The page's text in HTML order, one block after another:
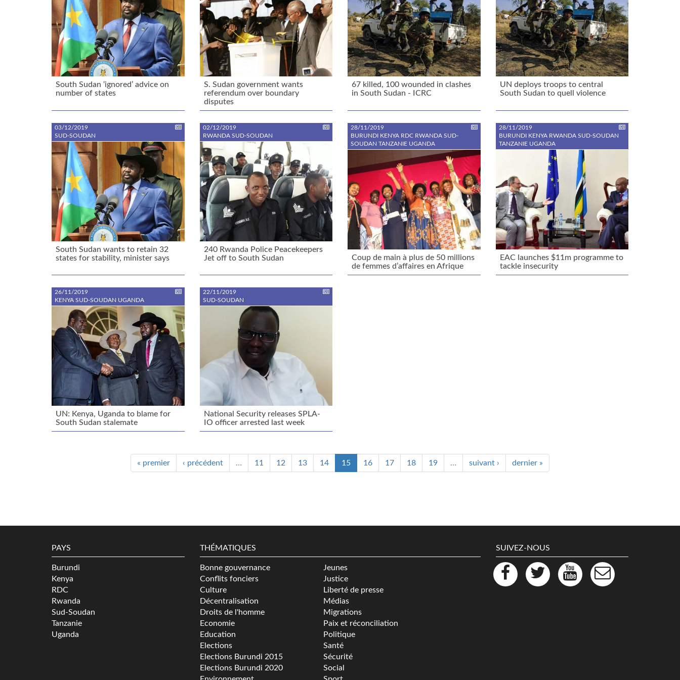
South Sudan ‘ignored’ advice on
number of states
S. Sudan government wants
referendum over boundary
disputes
67 killed, 100 wounded in clashes
in South Sudan - ICRC
UN deploys troops to central
South Sudan to quell violence
03/12/2019
SUD-SOUDAN
South Sudan wants to retain 32
states for stability, minister says
02/12/2019
RWANDA SUD-SOUDAN
240 Rwanda Police Peacekeepers
Jet off to South Sudan
28/11/2019
BURUNDI KENYA RDC RWANDA SUD-
SOUDAN TANZANIE UGANDA
Coup de main à plus de 50 millions
de femmes d’affaires en Afrique
28/11/2019
BURUNDI KENYA RWANDA SUD-SOUDAN
TANZANIE UGANDA
EAC launches $11m programme to
tackle insecurity
26/11/2019
KENYA SUD-SOUDAN UGANDA
UN: Kenya, Uganda to blame for
South Sudan stalemate
22/11/2019
SUD-SOUDAN
National Security releases SPLA-
IO officer arrested last week
« premier ‹ précédent … 11 12 13 14 15 16 17 18 19 … suivant › dernier »
PAYS
Burundi
Kenya
RDC
Rwanda
Sud-Soudan
Tanzanie
Uganda
THÉMATIQUES
Bonne gouvernance
Conflits fonciers
Culture
Décentralisation
Droits de l'homme
Economie
Education
Elections
Elections Burundi 2015
Elections Burundi 2020
Jeunes
Justice
Liberté de presse
Médias
Migrations
Paix et réconciliation
Politique
Santé
Sécurité
Social
SUIVEZ-NOUS